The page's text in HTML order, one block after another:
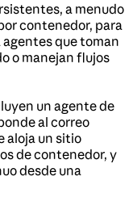
a menudo
contenedor, para
que toman
o manejan flujos
un agente de
al correo
aloja un sitio
de contenedor, y
desde una